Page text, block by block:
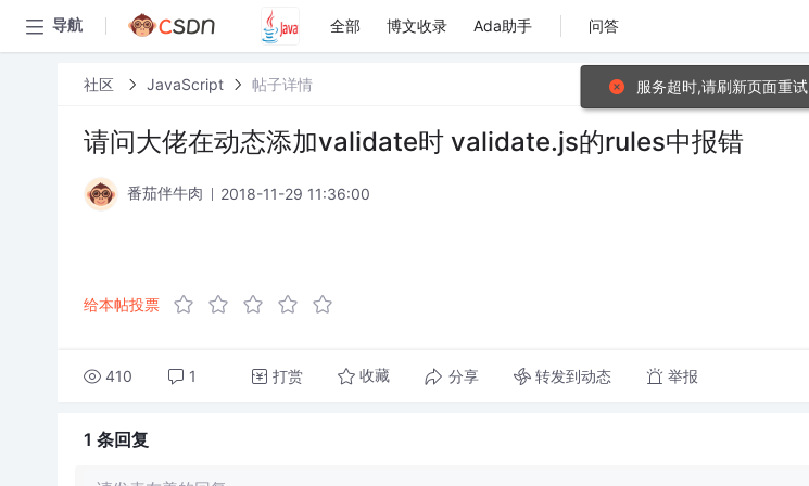
导航 全部 博文收录 Ada助手 问答
社区 JavaScript 帖子详情
请问大佬在动态添加validate时 validate.js的rules中报错
番茄伴牛肉 2018-11-29 11:36:00
给本帖投票
410 1 打赏 收藏 分享 转发到动态 举报
1 条回复
服务超时,请刷新页面重试